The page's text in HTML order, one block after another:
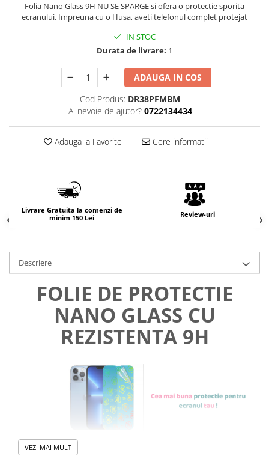
Folia Nano Glass 9H NU SE SPARGE si ofera o protectie sporita
ecranului. Impreuna cu o Husa, aveti telefonul complet protejat
IN STOC
Durata de livrare: 1
ADAUGA IN COS
Cod Produs: DR38PFMBM
Ai nevoie de ajutor? 0722134434
Adauga la Favorite Cere informatii
Livrare Gratuita la comenzi de
minim 150 Lei
Review-uri
Descriere
FOLIE DE PROTECTIE
NANO GLASS CU
REZISTENTA 9H
VEZI MAI MULT